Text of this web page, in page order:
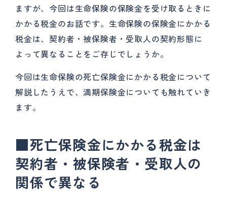
ますが、今回は生命保険の保険金を受け取るときに
かかる税金のお話です。生命保険の保険金にかかる
税金は、契約者・被保険者・受取人の契約形態に
よって異なることをご存じでしょうか。
今回は生命保険の死亡保険金にかかる税金について
解説したうえで、満期保険金についても触れていき
ます。
■死亡保険金にかかる税金は
契約者・被保険者・受取人の
関係で異なる